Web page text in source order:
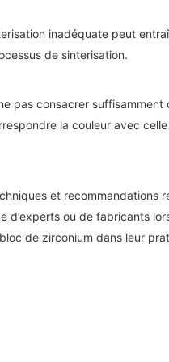
inadéquate peut
de sinterisation.
pas consacrer suffisamment
la couleur avec
et recommandations
ou de fabricants
de zirconium dans leur